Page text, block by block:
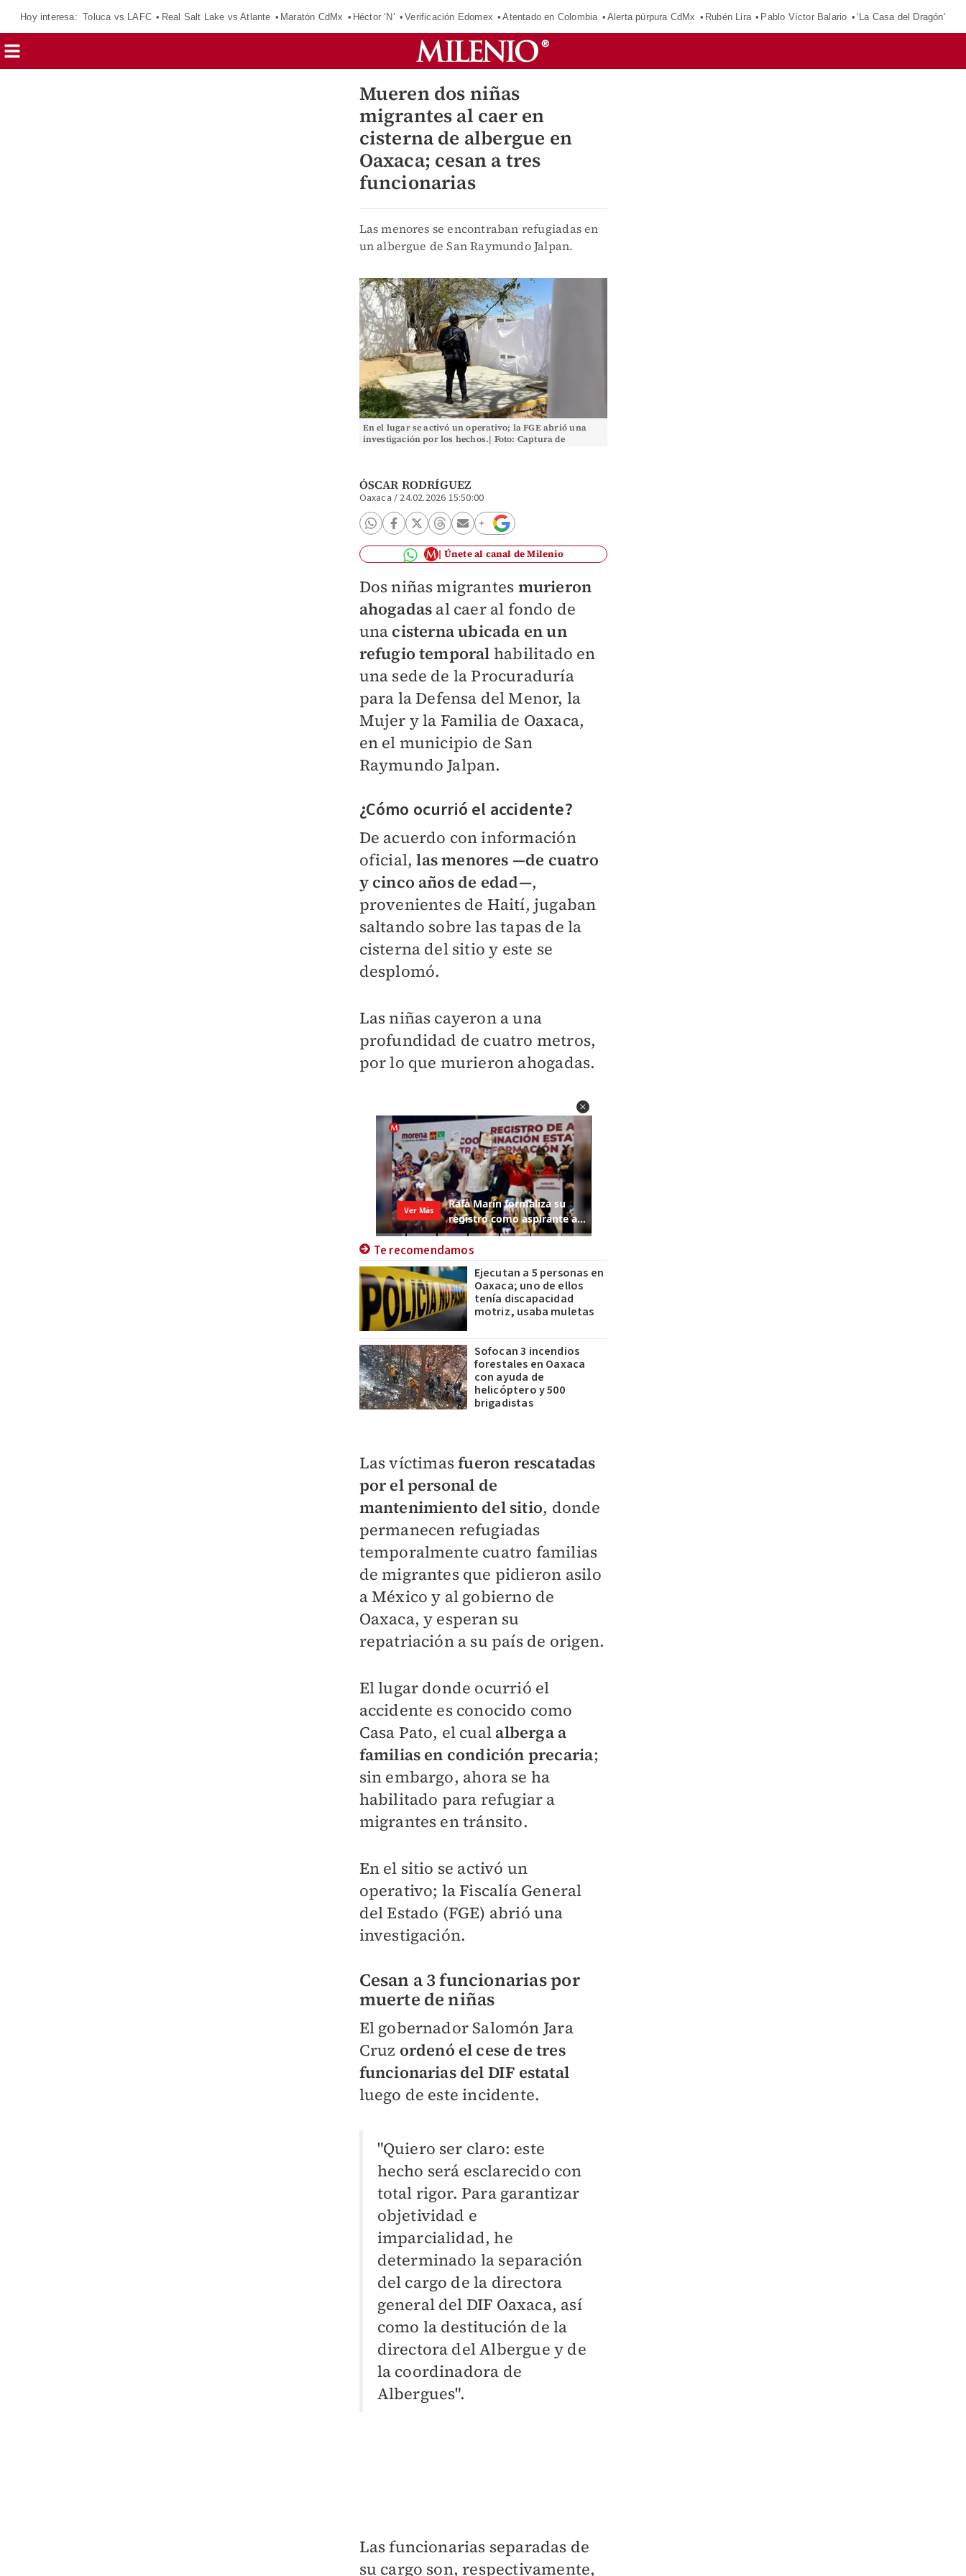
Hoy interesa: Toluca vs LAFC Real Salt Lake vs Atlante Maratón CdMx Héctor ‘N’ Verificación Edomex Atentado en Colombia Alerta púrpura CdMx Rubén Lira Pablo Víctor Balario ‘La Casa del Dragón’
Mueren dos niñas
migrantes al caer en
cisterna de albergue en
Oaxaca; cesan a tres
funcionarias
Las menores se encontraban refugiadas en
un albergue de San Raymundo Jalpan.
En el lugar se activó un operativo; la FGE abrió una
investigación por los hechos.| Foto: Captura de
ÓSCAR RODRÍGUEZ
Oaxaca / 24.02.2026 15:50:00
Únete al canal de Milenio
Dos niñas migrantes murieron
ahogadas al caer al fondo de
una cisterna ubicada en un
refugio temporal habilitado en
una sede de la Procuraduría
para la Defensa del Menor, la
Mujer y la Familia de Oaxaca,
en el municipio de San
Raymundo Jalpan.
¿Cómo ocurrió el accidente?
De acuerdo con información
oficial,las menores —de cuatro
y cinco años de edad—,
provenientes de Haití, jugaban
saltando sobre las tapas de la
cisterna del sitio y este se
desplomó.
Las niñas cayeron a una
profundidad de cuatro metros,
por lo que murieron ahogadas.
Te recomendamos
Ejecutan a 5 personas en
Oaxaca; uno de ellos
tenía discapacidad
motriz, usaba muletas
Sofocan 3 incendios
forestales en Oaxaca
con ayuda de
helicóptero y 500
brigadistas
Las víctimasfueron rescatadas
por el personal de
mantenimiento del sitio, donde
permanecen refugiadas
temporalmente cuatro familias
de migrantes que pidieron asilo
a México y al gobierno de
Oaxaca, y esperan su
repatriación a su país de origen.
El lugar donde ocurrió el
accidente es conocido como
Casa Pato, el cual alberga a
familias en condición precaria;
sin embargo, ahora se ha
habilitado para refugiar a
migrantes en tránsito.
En el sitio se activó un
operativo; la Fiscalía General
del Estado (FGE) abrió una
investigación.
Cesan a 3 funcionarias por
muerte de niñas
El gobernador Salomón Jara
Cruz ordenó el cese de tres
funcionarias del DIF estatal
luego de este incidente.
"Quiero ser claro: este
hecho será esclarecido con
total rigor. Para garantizar
objetividad e
imparcialidad, he
determinado la separación
del cargo de la directora
general del DIF Oaxaca, así
como la destitución de la
directora del Albergue y de
la coordinadora de
Albergues".
Las funcionarias separadas de
su cargo son, respectivamente,